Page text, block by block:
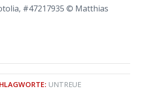
#47217935 © Matthias
UNTREUE